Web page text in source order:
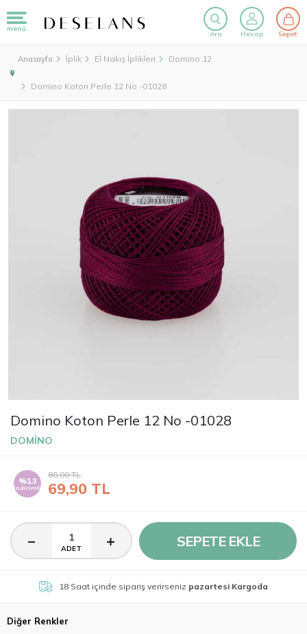
menü
Ara Hesap Sepet
Anasayfa İplik El Nakış İplikleri Domino 12
Domino Koton Perle 12 No -01028
Domino Koton Perle 12 No -01028
DOMİNO
%13
indirimli 69,90 TL
80,00TL
ADET SEPETE EKLE
18 Saat içinde sipariş verirseniz pazartesi Kargoda
Diğer Renkler